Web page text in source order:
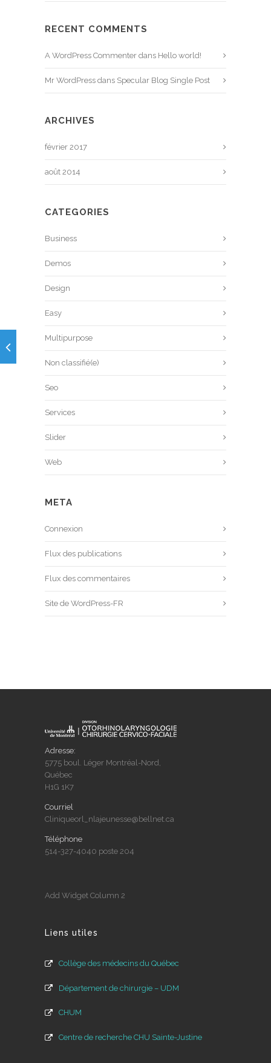
RECENT COMMENTS
A WordPress Commenter dans Hello world!
Mr WordPress dans Specular Blog Single Post
ARCHIVES
février 2017
août 2014
CATEGORIES
Business
Demos
Design
Easy
Multipurpose
Non classifié(e)
Seo
Services
Slider
Web
META
Connexion
Flux des publications
Flux des commentaires
Site de WordPress-FR
Adresse:
5775 boul. Léger Montréal-Nord,
Québec
H1G 1K7
Courriel
Cliniqueorl_nlajeunesse@bellnet.ca
Téléphone
514-327-4040 poste 204
Add Widget Column 2
Liens utiles
Collège des médecins du Québec
Département de chirurgie – UDM
CHUM
Centre de recherche CHU Sainte-Justine